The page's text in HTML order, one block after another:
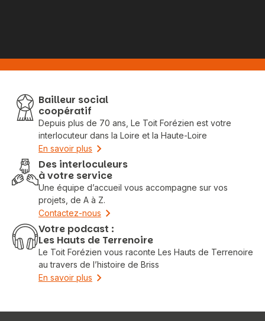
Bailleur social
coopératif
Depuis plus de 70 ans, Le Toit Forézien est votre
interlocuteur dans la Loire et la Haute-Loire
En savoir plus
Des interloculeurs
à votre service
Une équipe d’accueil vous accompagne sur vos
projets, de A à Z.
Contactez-nous
Votre podcast :
Les Hauts de Terrenoire
Le Toit Forézien vous raconte Les Hauts de Terrenoire
au travers de l’histoire de Briss
En savoir plus